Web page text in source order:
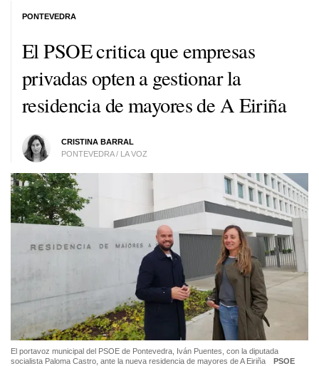
El PSOE critica que empresas
privadas opten a gestionar la
residencia de mayores de A Eiriña
CRISTINA BARRAL
PONTEVEDRA / LA VOZ
PONTEVEDRA
El portavoz municipal del PSOE de Pontevedra, Iván Puentes, con la diputada
socialista Paloma Castro, ante la nueva residencia de mayores de A Eiriña
PSOE